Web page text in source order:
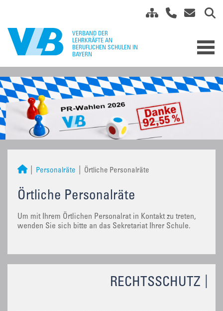
RECHTSSCHUTZ
Personalräte Örtliche Personalräte
Örtliche Personalräte
Um mit Ihrem Örtlichen Personalrat in Kontakt zu treten,
wenden Sie sich bitte an das Sekretariat Ihrer Schule.